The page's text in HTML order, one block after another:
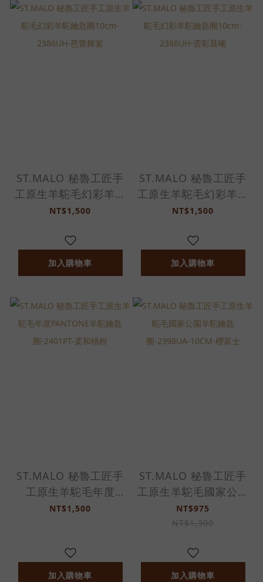
ST.MALO 秘魯工匠手
工原生羊駝毛幻彩羊駝
鑰匙圈10cm-
NT$1,500
加入購物車
ST.MALO 秘魯工匠手
工原生羊駝毛幻彩羊駝
鑰匙圈10cm-
NT$1,500
加入購物車
ST.MALO 秘魯工匠手
工原生羊駝毛年度
PANTONE羊駝鑰匙
NT$1,500
加入購物車
ST.MALO 秘魯工匠手
工原生羊駝毛國家公園
羊駝鑰匙圈-2398UA-
10CM-櫻富士
NT$975
NT$1,300
加入購物車